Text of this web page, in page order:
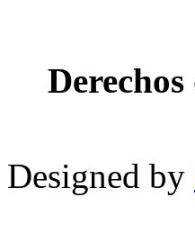
Designed by